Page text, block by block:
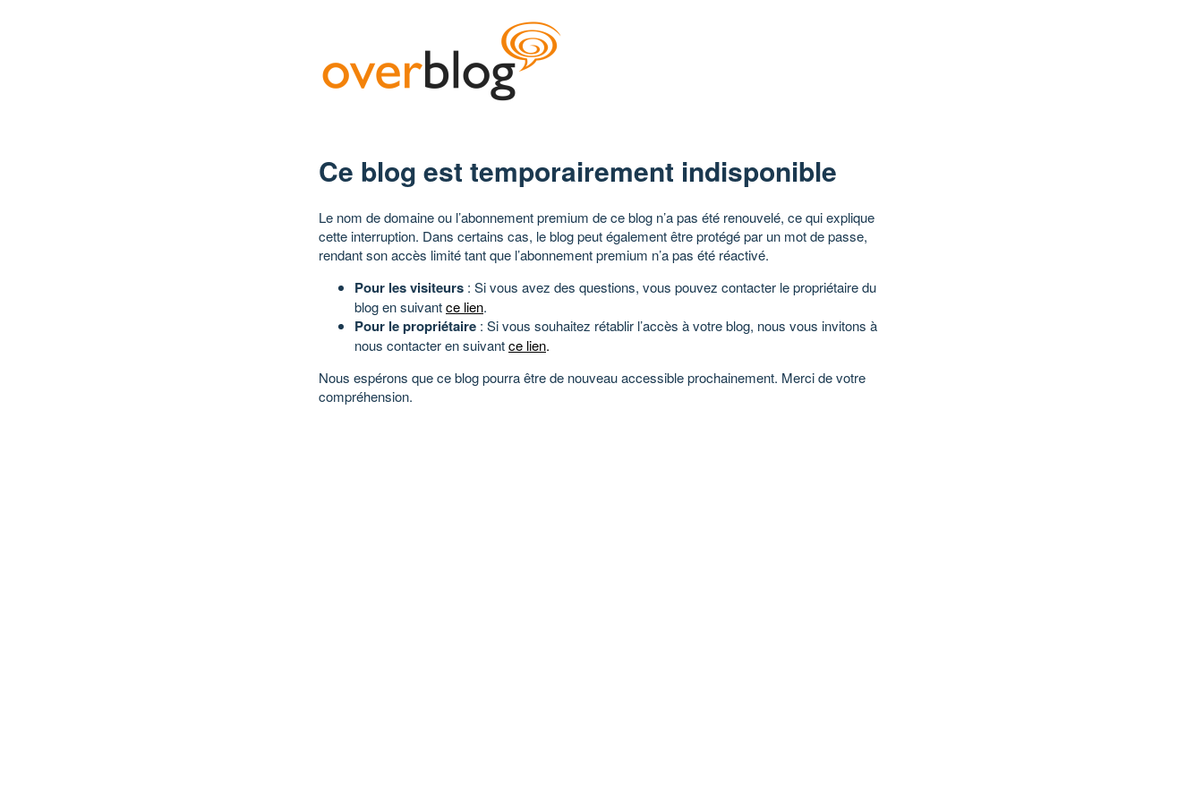
Ce blog est temporairement indisponible
Le nom de domaine ou l’abonnement premium de ce blog n’a pas été renouvelé, ce qui explique
cette interruption. Dans certains cas, le blog peut également être protégé par un mot de passe,
rendant son accès limité tant que l’abonnement premium n’a pas été réactivé.
Pour les visiteurs : Si vous avez des questions, vous pouvez contacter le propriétaire du
blog en suivantce lien.
Pour le propriétaire : Si vous souhaitez rétablir l’accès à votre blog, nous vous invitons à
nous contacter en suivantce lien.
Nous espérons que ce blog pourra être de nouveau accessible prochainement. Merci de votre
compréhension.